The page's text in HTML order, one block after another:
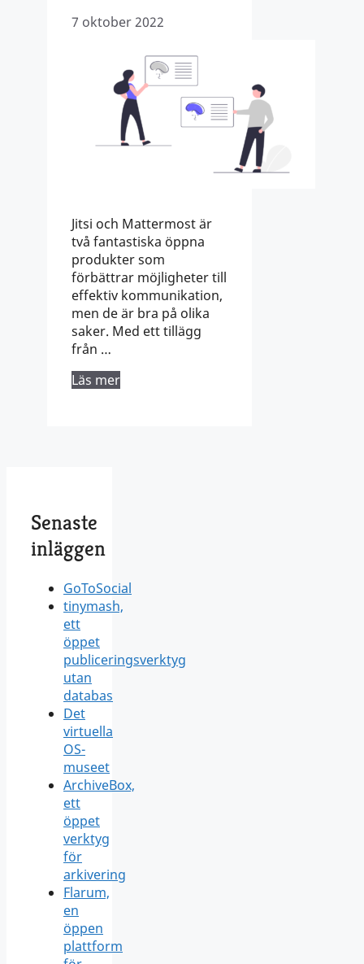
7 oktober 2022
Jitsi och Mattermost är
två fantastiska öppna
produkter som
förbättrar möjligheter till
effektiv kommunikation,
men de är bra på olika
saker. Med ett tillägg
från …
Läs mer
Senaste
inläggen
GoToSocial
tinymash,
ett
öppet
publiceringsverktyg
utan
databas
Det
virtuella
OS-
museet
ArchiveBox,
ett
öppet
verktyg
för
arkivering
Flarum,
en
öppen
plattform